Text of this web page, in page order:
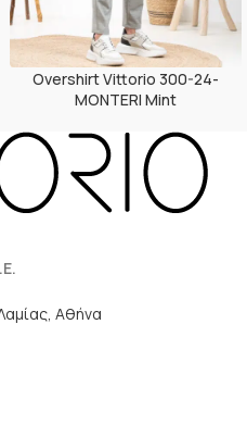
Overshirt Vittorio 300-24-
MONTERI Mint
Αθήνα